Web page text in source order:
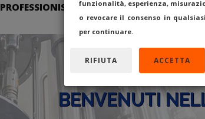
PROFESSIONISTI ACQUISTA VENDI
BENVENUTI
funzionalità, esperienza,
o revocare il consenso in
per continuare.
RIFIUTA ACCETTA